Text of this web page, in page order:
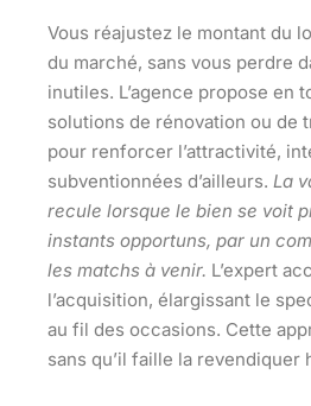
Vous réajustez le montant du
du marché, sans vous perdre
inutiles. L’agence propose en
solutions de rénovation ou de
pour renforcer l’attractivité,
subventionnées d’ailleurs. La
recule lorsque le bien se voit
instants opportuns, par un
les matchs à venir. L’expert
l’acquisition, élargissant le
au fil des occasions. Cette
sans qu’il faille la revendiquer